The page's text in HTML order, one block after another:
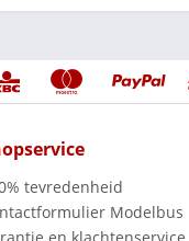
tevredenheid
Modelbus